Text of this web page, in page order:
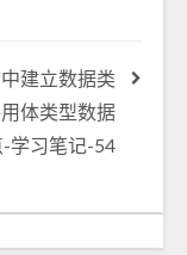
建立数据类
体类型数据
-学习笔记-54